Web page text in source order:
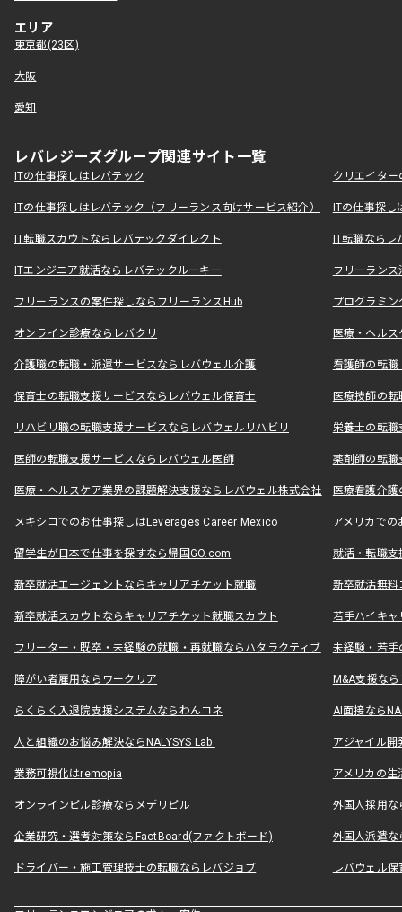
エリア
東京都(23区)
大阪
愛知
レバレジーズグループ関連サイト一覧
ITの仕事探しはレバテック クリエイタ
ITの仕事探しはレバテック（フリーランス向けサービス紹介） ITの仕事探
IT転職スカウトならレバテックダイレクト IT転職なら
ITエンジニア就活ならレバテックルーキー フリーラン
フリーランスの案件探しならフリーランスHub プログラミ
オンライン診療ならレバクリ 医療・ヘル
介護職の転職・派遣サービスならレバウェル介護 看護師の転
保育士の転職支援サービスならレバウェル保育士 医療技師の
リハビリ職の転職支援サービスならレバウェルリハビリ 栄養士の転
医師の転職支援サービスならレバウェル医師 薬剤師の転
医療・ヘルスケア業界の課題解決支援ならレバウェル株式会社 医療看護介
メキシコでのお仕事探しはLeverages Career Mexico アメリカで
留学生が日本で仕事を探すなら帰国GO.com 就活・転職
新卒就活エージェントならキャリアチケット就職 新卒就活無料
新卒就活スカウトならキャリアチケット就職スカウト 若手ハイキ
フリーター・既卒・未経験の就職・再就職ならハタラクティブ 未経験・若手
障がい者雇用ならワークリア M&A支援な
らくらく入退院支援システムならわんコネ AI面接なら
人と組織のお悩み解決ならNALYSYS Lab. アジャイル
業務可視化はremopia アメリカの
オンラインピル診療ならメデリピル 外国人採用
企業研究・選考対策ならFactBoard(ファクトボード) 外国人派遣な
ドライバー・施工管理技士の転職ならレバジョブ レバウェル